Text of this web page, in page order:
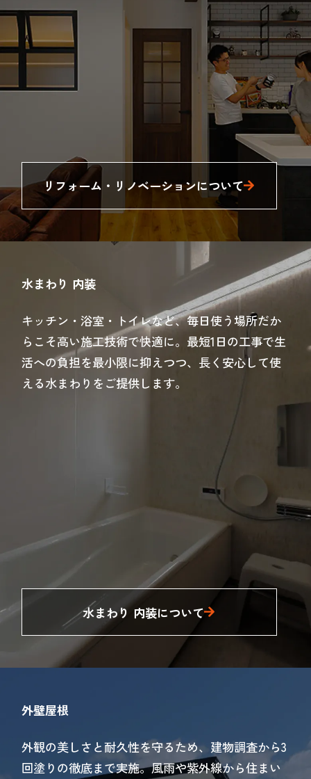
リフォーム・リノベーションについて
水まわり 内装
キッチン・浴室・トイレなど、毎日使う場所だか
らこそ高い施工技術で快適に。最短1日の工事で生
活への負担を最小限に抑えつつ、長く安心して使
える水まわりをご提供します。
水まわり 内装について
外壁屋根
外観の美しさと耐久性を守るため、建物調査から3
回塗りの徹底まで実施。風雨や紫外線から住まい